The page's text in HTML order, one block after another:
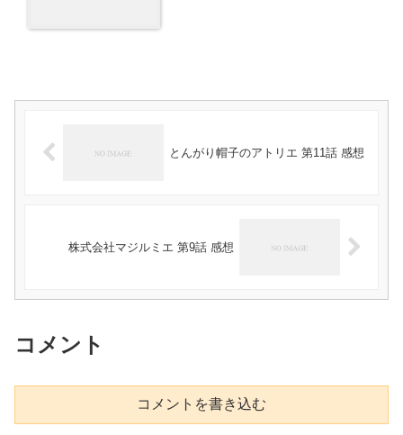
とんがり帽子のアトリエ 第11話 感想
株式会社マジルミエ 第9話 感想
コメント
コメントを書き込む